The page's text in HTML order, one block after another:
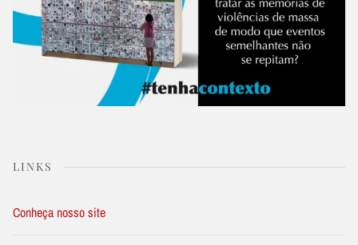
LINKS
Conheça nosso site